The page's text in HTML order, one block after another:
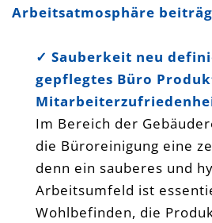
Arbeitsatmosphäre
✓ Sauberkeit neu
gepflegtes Büro
Im Bereich der
die Büroreinigung eine
denn ein sauberes und
Arbeitsumfeld ist
Wohlbefinden, die